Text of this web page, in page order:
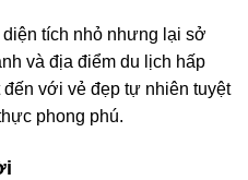
tích nhỏ nhưng lại sở
và địa điểm du lịch hấp
với vẻ đẹp tự nhiên tuyệt
phong phú.